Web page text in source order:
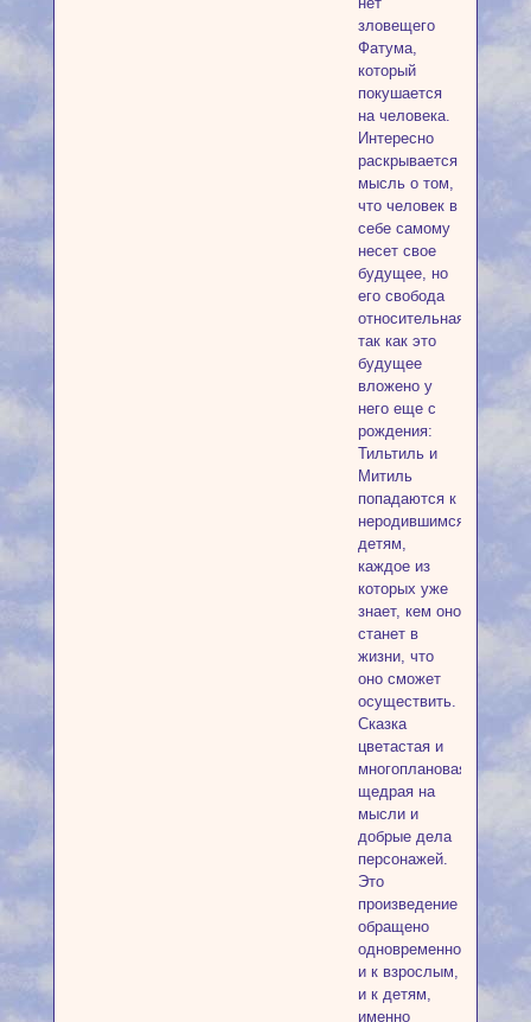
зловещего
Фатума,
который
покушается
на человека.
Интересно
раскрывается
мысль о том,
что человек в
себе самому
несет свое
будущее, но
его свобода
относительная,
так как это
будущее
вложено у
него еще с
рождения:
Тильтиль и
Митиль
попадаются к
неродившимся
детям,
каждое из
которых уже
знает, кем оно
станет в
жизни, что
оно сможет
осуществить.
Сказка
цветастая и
многоплановая,
щедрая на
мысли и
добрые дела
персонажей.
Это
произведение
обращено
одновременно
и к взрослым,
и к детям,
именно